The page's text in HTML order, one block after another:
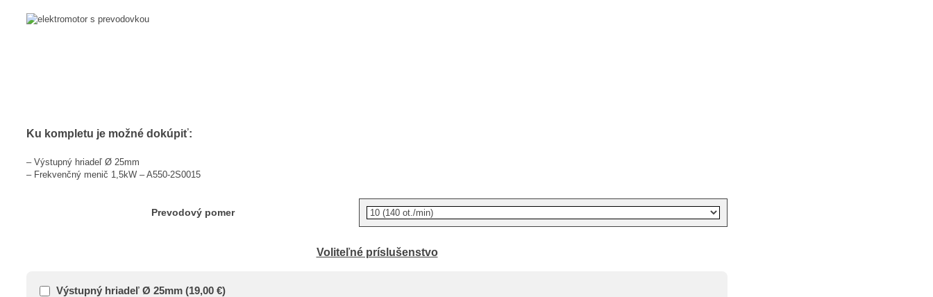
Ku kompletu je možné dokúpiť:
– Výstupný hriadeľ Ø 25mm
– Frekvenčný menič 1,5kW – A550-2S0015
Prevodový pomer
Voliteľné príslušenstvo
Výstupný hriadeľ Ø 25mm (19,00 €)